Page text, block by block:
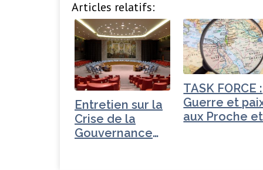
c
e
b
o
o
k
it
t
e
r
k
e
dI
n
ta
g
e
r
Articles relatifs:
Entretien sur la
Crise de la
Gouvernance
TASK FORCE :
Guerre et
aux Proche et